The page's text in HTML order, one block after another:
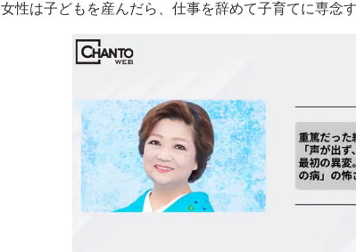
女性は子どもを産んだら、仕事を辞めて子育てに専念